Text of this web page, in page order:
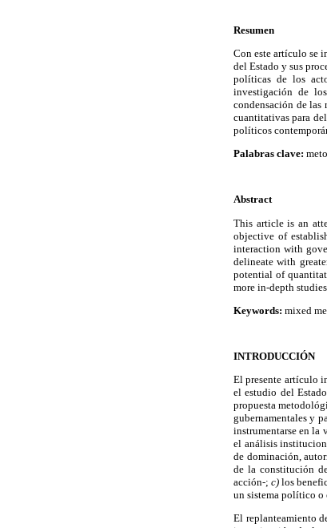
Resumen
Con este artículo se
del Estado y sus
políticas de los
investigación de
condensación de las
cuantitativas para
políticos
Palabras clave:
Abstract
This article is an
objective of
interaction with
delineate with
potential of
more in-depth
Keywords: mixed
INTRODUCCIÓN
El presente artículo
el estudio del
propuesta
gubernamentales y
instrumentarse en la
el análisis
de dominación,
de la constitución
acción-;c) los
un sistema político o
El replanteamiento